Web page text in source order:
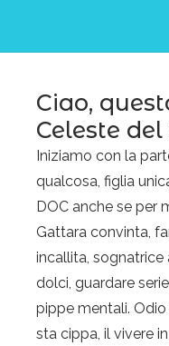
Ciao,
Celeste del
Iniziamo con la
qualcosa, figlia
DOC anche se per
Gattara convinta,
incallita, sognatrice
dolci, guardare
pippe mentali. Odio
sta cippa, il vivere